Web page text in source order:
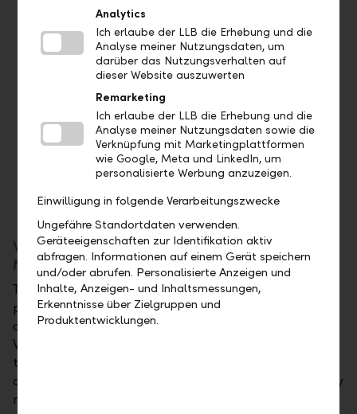
Customs and currency treaties with
Switzerland with the Swiss Franc as official
currency
Liechtenstein is one of the wealthiest
of nearly USD 140'000
Liechtenstein's success as a financial centre is
linked to its excellent regulatory framework
and high quality standards
We are deeply committed to the UAE and the
Middle East
The Liechtensteinische Landesbank has a long-time
presence in the UAE highlighted by the opening of
our offices in Abu Dhabi in 2005 and Dubai in 2008.
We focus on maintaining long-term partnerships in
the Middle East by offering local products, such as
access to UAE shares, sharia-compliant discretionary
mandates and financing of life insurance. The Dubai
Analytics
Ich erlaube der LLB die Erhebung und die
Analyse meiner Nutzungsdaten, um
darüber das Nutzungsverhalten auf
dieser Website auszuwerten
Remarketing
Ich erlaube der LLB die Erhebung und die
Analyse meiner Nutzungsdaten sowie die
Verknüpfung mit Marketingplattformen
wie Google, Meta und LinkedIn, um
personalisierte Werbung anzuzeigen.
Einwilligung in folgende Verarbeitungszwecke
Ungefähre Standortdaten verwenden.
Geräteeigenschaften zur Identifikation aktiv
abfragen. Informationen auf einem Gerät speichern
und/oder abrufen. Personalisierte Anzeigen und
Inhalte, Anzeigen- und Inhaltsmessungen,
Erkenntnisse über Zielgruppen und
Produktentwicklungen.